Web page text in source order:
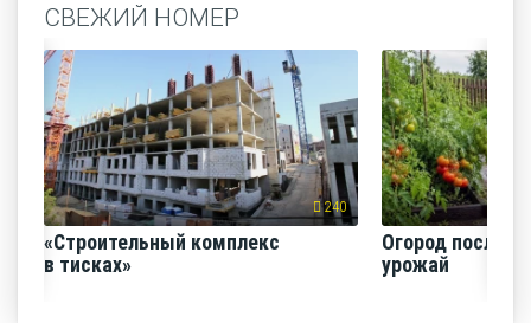
СВЕЖИЙ НОМЕР
240
«Строительный комплекс
в тисках»
Огород после
урожай